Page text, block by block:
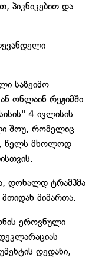
პიკნიკებით და
საზეიმო
ონლაინ რეჟიმში
4 ივლისის
შოუ, რომელიც
წელს მხოლოდ
დონალდ ტრამპმა
მიმართა.
ეროვნული
დედანი,